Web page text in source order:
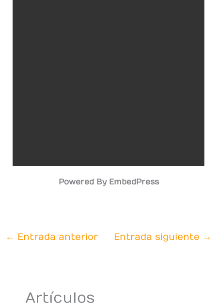
Powered By EmbedPress
← Entrada anterior Entrada siguiente →
Artículos